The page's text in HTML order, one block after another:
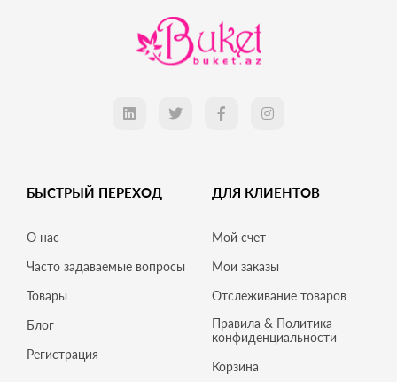
БЫСТРЫЙ ПЕРЕХОД
О нас
Часто задаваемые вопросы
Товары
Блог
Регистрация
ДЛЯ КЛИЕНТОВ
Мой счет
Мои заказы
Отслеживание товаров
Правила & Политика
конфиденциальности
Корзина